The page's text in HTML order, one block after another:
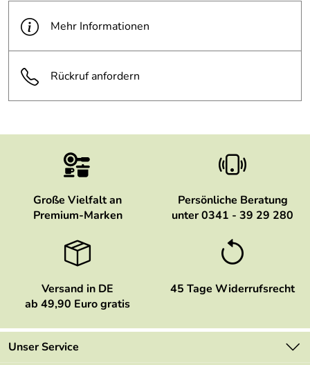
Mehr Informationen
Rückruf anfordern
Große Vielfalt an
Premium-Marken
Persönliche Beratung
unter 0341 - 39 29 280
Versand in DE
ab 49,90 Euro gratis
45 Tage Widerrufsrecht
Unser Service